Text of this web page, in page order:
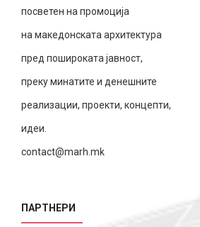
посветен на промоција
на македонската архитектура
пред пошироката јавност,
преку минатите и денешните
реализации, проекти, концепти,
идеи.
contact@marh.mk
ПАРТНЕРИ